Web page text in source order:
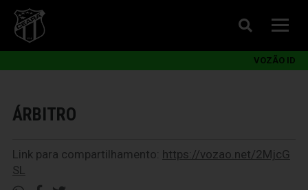
VOZÃO ID
ÁRBITRO
Link para compartilhamento: https://vozao.net/2MjcG
SL